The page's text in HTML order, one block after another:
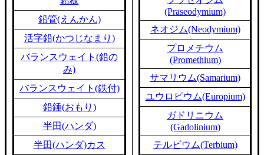
鉛管(えんかん)
活字鉛(かつじなまり)
バランスウェイト(鉛の
み)
バランスウェイト(鉄付)
鉛錘(おもり)
半田(ハンダ)
半田(ハンダ)カス
(Praseodymium)
ネオジム(Neodymium)
プロメチウム
(Promethium)
サマリウム(Samarium)
ユウロピウム(Europium)
ガドリニウム
(Gadolinium)
テルビウム(Terbium)